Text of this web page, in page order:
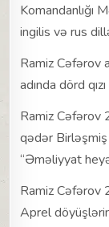
Komandanlığı
ingilis və rus
Ramiz Cəfərov
adında dörd
Ramiz Cəfərov
qədər
“Əməliyyat
Ramiz Cəfərov
Aprel